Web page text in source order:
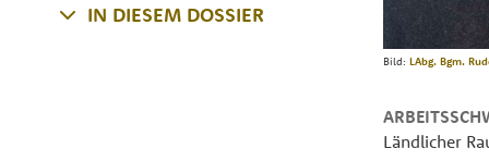
IN DIESEM DOSSIER
Bild: LAbg. Bgm.
Ländlicher